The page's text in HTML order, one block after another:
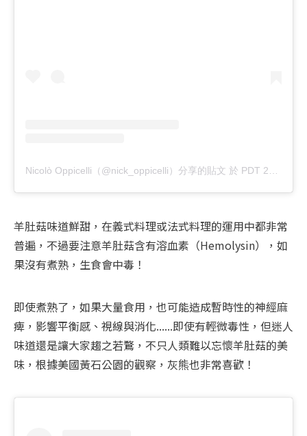
Nicolò Oppicelli（@nick_oppicelli）分享的貼文 於 PDT 2019 年 4月 月 25 日 下午 10:44
羊肚菇味道鮮甜，在義式料理或法式料理的運用中都非常
普遍，不過要注意羊肚菇含有溶血素（Hemolysin），如
果沒有煮熟，生食會中毒！
即使煮熟了，如果大量食用，也可能造成暫時性的神經麻
痺，影響平衡感、視線與消化......即使有輕微毒性，但迷人
味道還是讓大家趨之若鶩，不只人類難以忘懷羊肚菇的美
味，根據美國黃石公園的觀察，灰熊也非常喜歡！